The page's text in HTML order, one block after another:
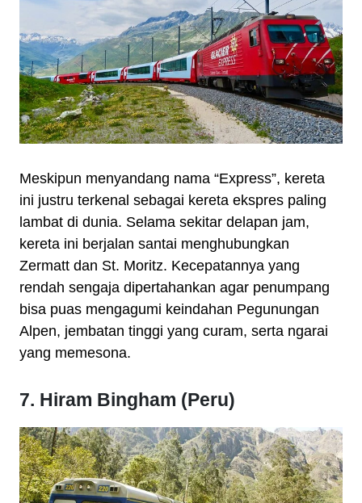
Meskipun menyandang nama “Express”, kereta
ini justru terkenal sebagai kereta ekspres paling
lambat di dunia. Selama sekitar delapan jam,
kereta ini berjalan santai menghubungkan
Zermatt dan St. Moritz. Kecepatannya yang
rendah sengaja dipertahankan agar penumpang
bisa puas mengagumi keindahan Pegunungan
Alpen, jembatan tinggi yang curam, serta ngarai
yang memesona.
7. Hiram Bingham (Peru)